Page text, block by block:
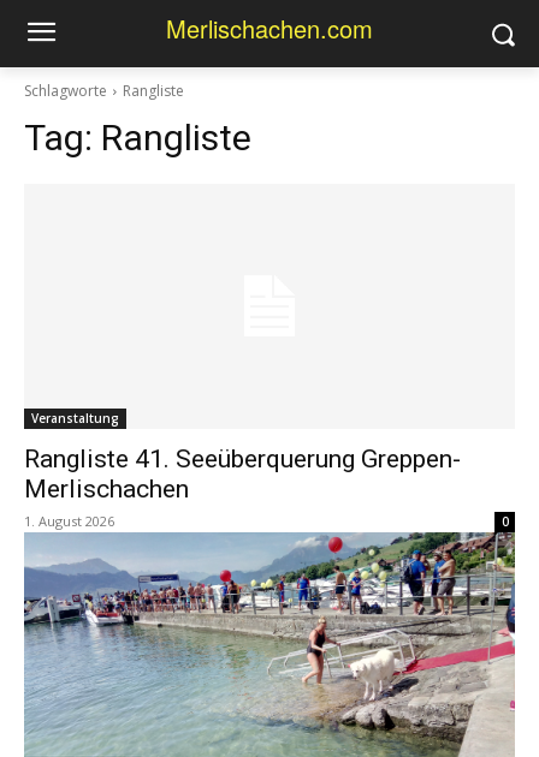
Merlischachen.com
Schlagworte Rangliste
Tag: Rangliste
Veranstaltung
Rangliste 41. Seeüberquerung Greppen-
Merlischachen
1. August 2026 0